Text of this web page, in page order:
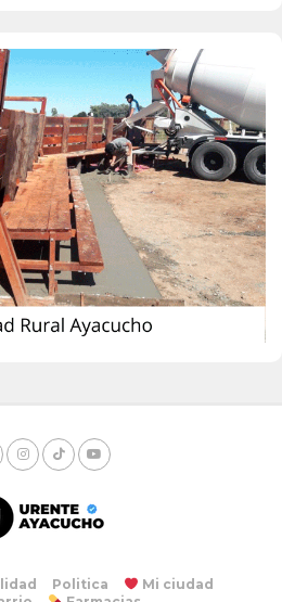
Politica
Mi ciudad